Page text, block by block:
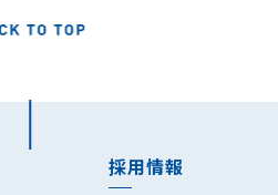
採用情報